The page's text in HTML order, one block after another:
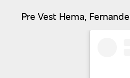
Pre Vest Hema,